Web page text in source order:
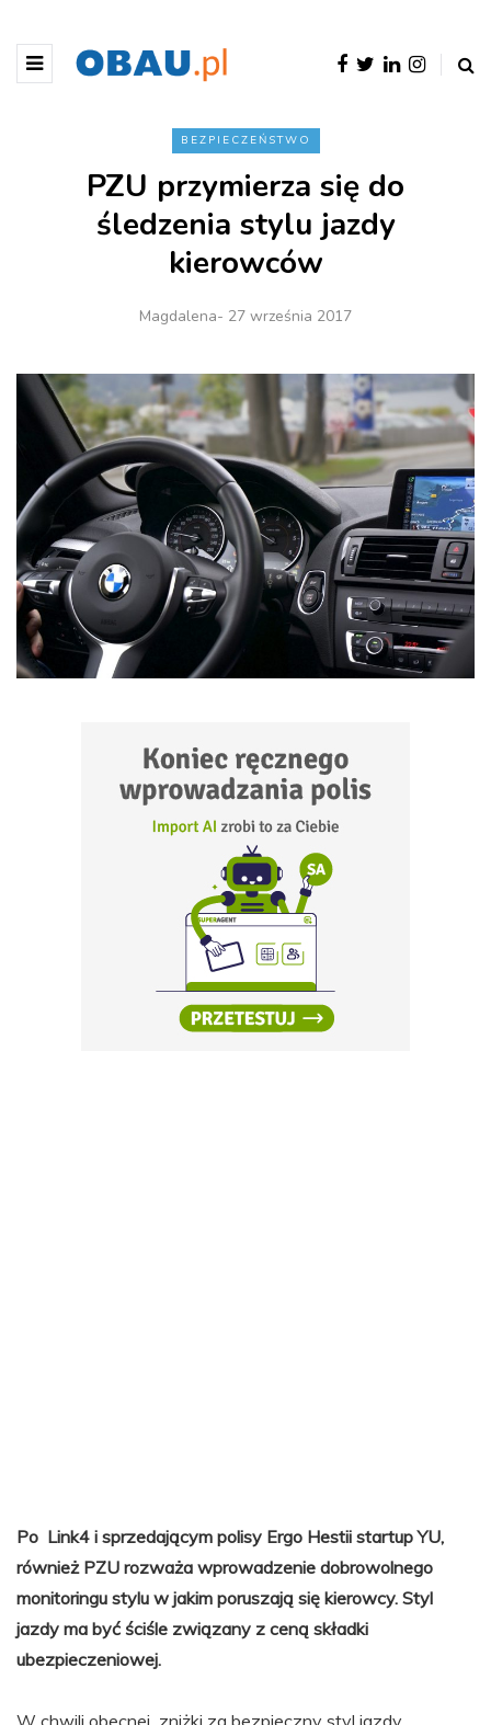
BEZPIECZEŃSTWO
PZU przymierza się do
śledzenia stylu jazdy
kierowców
Magdalena- 27 września 2017
Po Link4 i sprzedającym polisy Ergo Hestii startup YU,
również PZU rozważa wprowadzenie dobrowolnego
monitoringu stylu w jakim poruszają się kierowcy. Styl
jazdy ma być ściśle związany z ceną składki
ubezpieczeniowej.